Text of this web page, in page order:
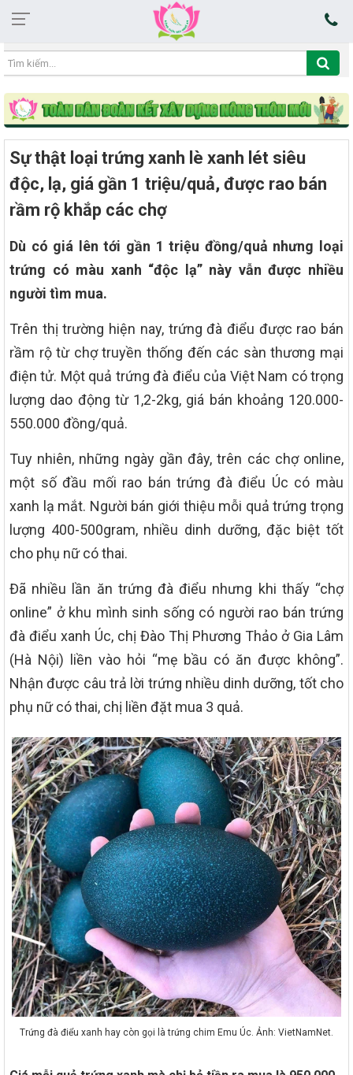
04:30:56 10/08/2026
Sự thật loại trứng xanh lè xanh lét siêu
độc, lạ, giá gần 1 triệu/quả, được rao bán
rầm rộ khắp các chợ
Dù có giá lên tới gần 1 triệu đồng/quả nhưng loại
trứng có màu xanh “độc lạ” này vẫn được nhiều
người tìm mua.
Trên thị trường hiện nay, trứng đà điểu được rao bán
rầm rộ từ chợ truyền thống đến các sàn thương mại
điện tử. Một quả trứng đà điểu của Việt Nam có trọng
lượng dao động từ 1,2-2kg, giá bán khoảng 120.000-
550.000 đồng/quả.
Tuy nhiên, những ngày gần đây, trên các chợ online,
một số đầu mối rao bán trứng đà điểu Úc có màu
xanh lạ mắt. Người bán giới thiệu mỗi quả trứng trọng
lượng 400-500gram, nhiều dinh dưỡng, đặc biệt tốt
cho phụ nữ có thai.
Đã nhiều lần ăn trứng đà điểu nhưng khi thấy “chợ
online” ở khu mình sinh sống có người rao bán trứng
đà điểu xanh Úc, chị Đào Thị Phương Thảo ở Gia Lâm
(Hà Nội) liền vào hỏi “mẹ bầu có ăn được không”.
Nhận được câu trả lời trứng nhiều dinh dưỡng, tốt cho
phụ nữ có thai, chị liền đặt mua 3 quả.
Trứng đà điểu xanh hay còn gọi là trứng chim Emu Úc. Ảnh: VietNamNet.